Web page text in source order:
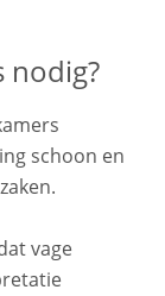
nodig?
schoon en
vage